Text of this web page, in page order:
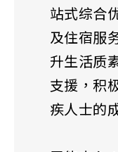
站式综合
及住宿服
升生活质
支援，积
疾人士的